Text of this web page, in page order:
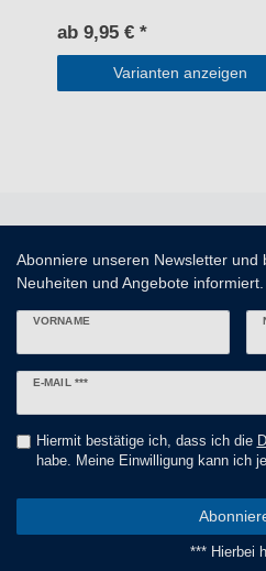
ab 9,95 € *
Varianten anzeigen
Abonniere unseren Newsletter und
Neuheiten und Angebote informiert.
VORNAME
E-MAIL ***
Newsletter
Hiermit bestätige ich, dass ich die
habe. Meine Einwilligung kann ich
*** Hierbei